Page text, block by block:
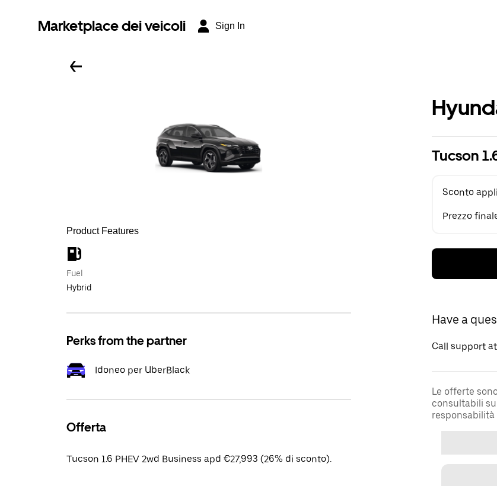
Marketplace dei veicoli Sign In
Product Features
Fuel
Hybrid
Perks from the partner
Idoneo per UberBlack
Offerta
Tucson 1.6 PHEV 2wd Business apd €27,993 (26% di sconto).
Tucson
Sconto
Prezzo
Have a
Call support at
Le offerte
consultabili